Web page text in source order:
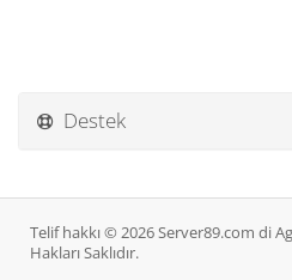
Destek
Telif hakkı © 2026 Server89.com di
Hakları Saklıdır.